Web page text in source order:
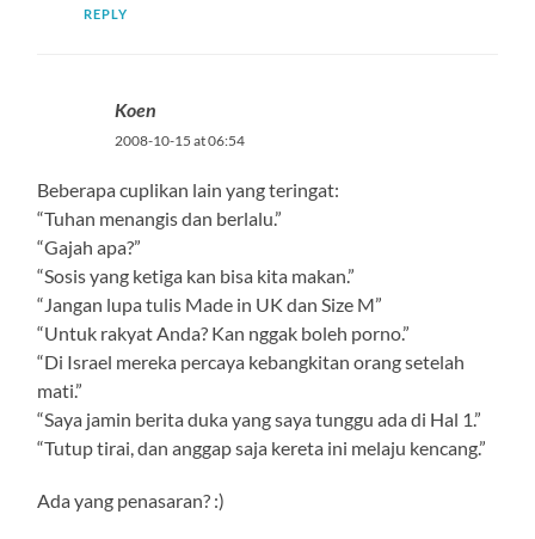
REPLY
Koen
2008-10-15 at 06:54
Beberapa cuplikan lain yang teringat:
“Tuhan menangis dan berlalu.”
“Gajah apa?”
“Sosis yang ketiga kan bisa kita makan.”
“Jangan lupa tulis Made in UK dan Size M”
“Untuk rakyat Anda? Kan nggak boleh porno.”
“Di Israel mereka percaya kebangkitan orang setelah
mati.”
“Saya jamin berita duka yang saya tunggu ada di Hal 1.”
“Tutup tirai, dan anggap saja kereta ini melaju kencang.”
Ada yang penasaran? :)